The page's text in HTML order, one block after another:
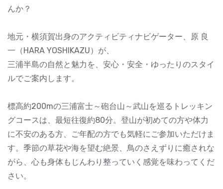
んか？
地元・横須賀出身のアクティビティナビゲーター、原 良
一（HARA YOSHIKAZU）が、
三浦半島の自然と魅力を、安心・安全・ゆったりのスタイ
ルでご案内します。
標高約200mの三浦富士～砲台山～武山を巡るトレッキン
グコースは、最短往復約80分。登山が初めての方や体力
に不安のある方、ご年配の方でも気軽にご参加いただけま
す。季節の草花や海を望む絶景、鳥のさえずりに癒されな
がら、心も身体もじんわり整っていく感覚を味わってくだ
さい。